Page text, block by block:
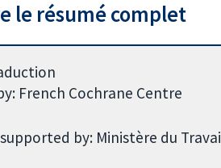
le résumé complet
French Cochrane Centre
by: Ministère du